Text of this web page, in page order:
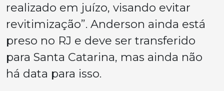
realizado em juízo, visando evitar
revitimização”. Anderson ainda está
preso no RJ e deve ser transferido
para Santa Catarina, mas ainda não
há data para isso.